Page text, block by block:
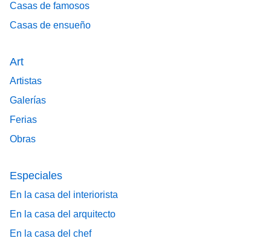
Casas de famosos
Casas de ensueño
Art
Artistas
Galerías
Ferias
Obras
Especiales
En la casa del interiorista
En la casa del arquitecto
En la casa del chef